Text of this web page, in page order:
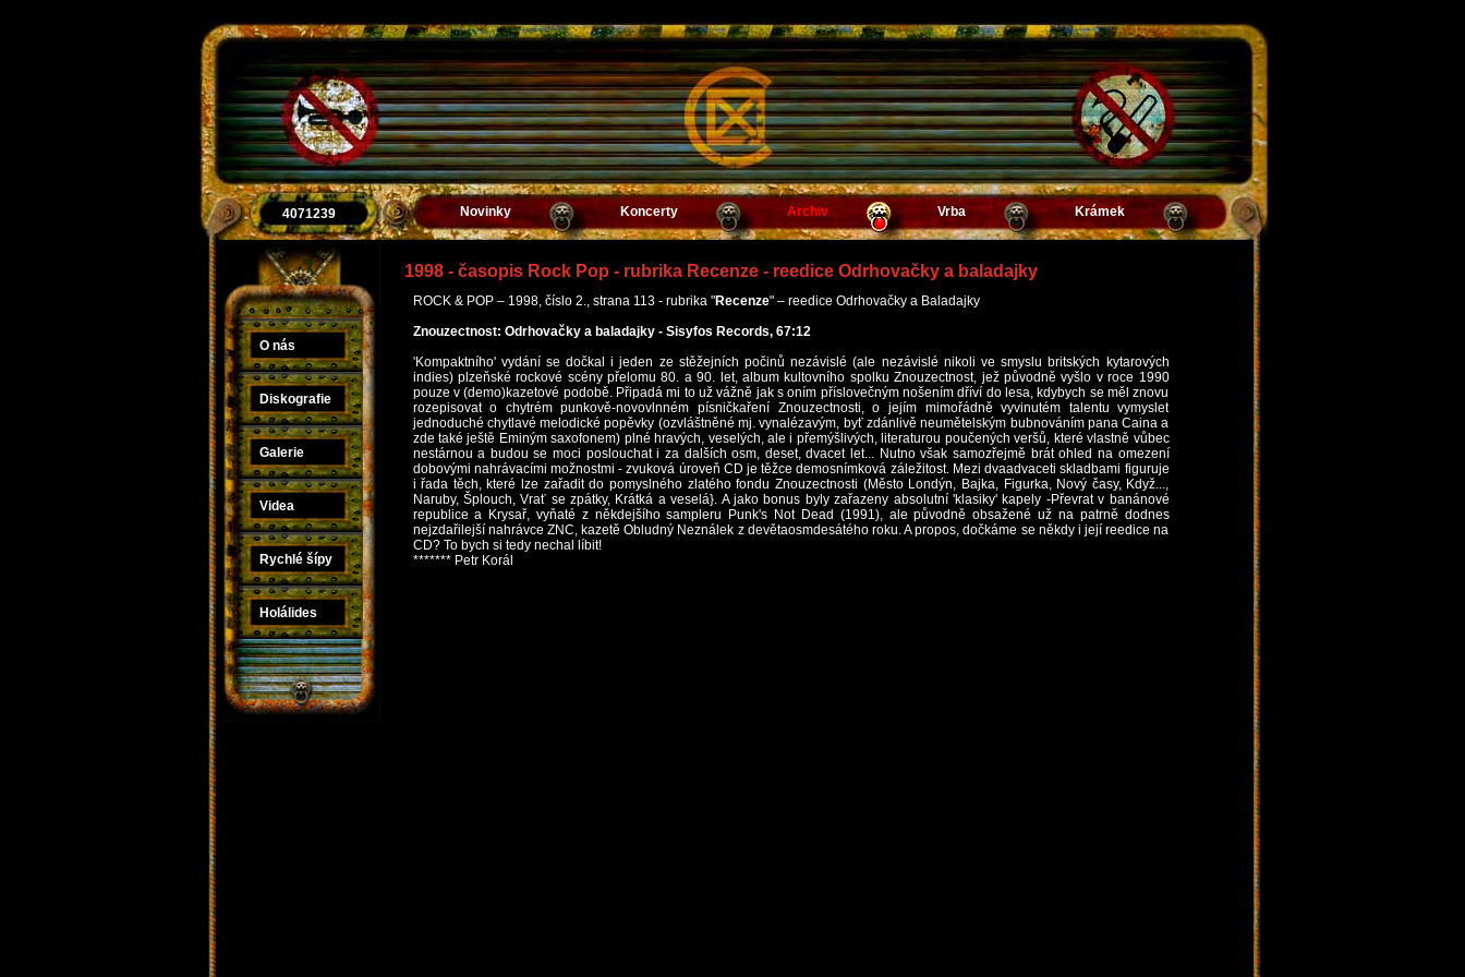
4071239 Novinky Koncerty Archiv Vrba Krámek
O nás
Diskografie
Galerie
Videa
Rychlé šípy
Holálides
1998 - časopis Rock Pop - rubrika Recenze - reedice Odrhovačky a baladajky
ROCK & POP – 1998, číslo 2., strana 113 - rubrika "Recenze" – reedice Odrhovačky a Baladajky
Znouzectnost: Odrhovačky a baladajky - Sisyfos Records, 67:12
'Kompaktního' vydání se dočkal i jeden ze stěžejních počinů nezávislé (ale nezávislé nikoli ve smyslu britských kytarových
indies) plzeňské rockové scény přelomu 80. a 90. let, album kultovního spolku Znouzectnost, jež původně vyšlo v roce 1990
pouze v (demo)kazetové podobě. Připadá mi to už vážně jak s oním příslovečným nošením dříví do lesa, kdybych se měl znovu
rozepisovat o chytrém punkově-novovlnném písničkaření Znouzectnosti, o jejím mimořádně vyvinutém talentu vymyslet
jednoduché chytlavé melodické popěvky (ozvláštněné mj. vynalézavým, byť zdánlivě neumětelským bubnováním pana Caina a
zde také ještě Eminým saxofonem) plné hravých, veselých, ale i přemýšlivých, literaturou poučených veršů, které vlastně vůbec
nestárnou a budou se moci poslouchat i za dalších osm, deset, dvacet let... Nutno však samozřejmě brát ohled na omezení
dobovými nahrávacími možnostmi - zvuková úroveň CD je těžce demosnímková záležitost. Mezi dvaadvaceti skladbami figuruje
i řada těch, které lze zařadit do pomyslného zlatého fondu Znouzectnosti (Město Londýn, Bajka, Figurka, Nový časy, Když...,
Naruby, Šplouch, Vrať se zpátky, Krátká a veselá}. A jako bonus byly zařazeny absolutní 'klasiky' kapely -Převrat v banánové
republice a Krysař, vyňaté z někdejšího sampleru Punk's Not Dead (1991), ale původně obsažené už na patrně dodnes
nejzdařilejší nahrávce ZNC, kazetě Obludný Neználek z devětaosmdesátého roku. A propos, dočkáme se někdy i její reedice na
CD? To bych si tedy nechal líbit!
******* Petr Korál